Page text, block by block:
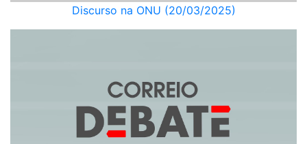
Discurso na ONU (20/03/2025)